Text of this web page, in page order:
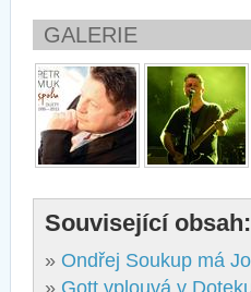
GALERIE
Související obsah:
» Ondřej Soukup má
» Gott vplouvá v